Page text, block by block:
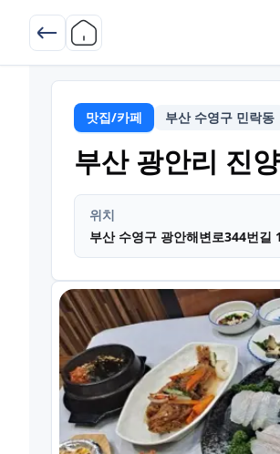
맛집/카페 부산 수영구 민락동
부산 광안리 진
위치